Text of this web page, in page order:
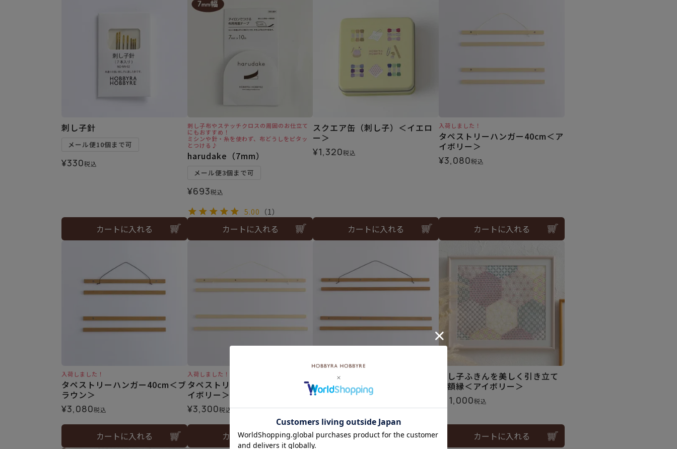
刺し子針
メール便10個まで可
¥330税込
カートに入れる
刺し子布やステッチクロスの周囲のお仕立て
にもおすすめ！
ミシンや針・糸を使わず、布どうしをピタッ
とつける♪
harudake（7mm）
メール便3個まで可
¥693税込
5.00 （1）
カートに入れる
スクエア缶（刺し子）＜イエロ
ー＞
¥1,320税込
カートに入れる
入荷しました！
タペストリーハンガー40cm＜ア
イボリー＞
¥3,080税込
カートに入れる
入荷しました！
タペストリーハンガー40cm＜ブ
ラウン＞
¥3,080税込
カートに入れる
入荷しました！
タペストリーハンガー60cm＜ア
イボリー＞
¥3,300税込
カートに入れる
入荷しました！
タペストリーハンガー60cm＜ブ
ラウン＞
¥3,300税込
カートに入れる
刺し子ふきんを美しく引き立て
る額縁＜アイボリー＞
11,000税込
カートに入れる